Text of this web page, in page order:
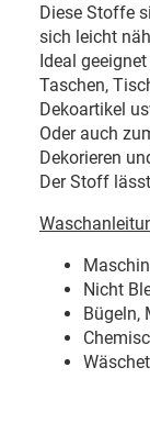
Diese Stoffe
sich leicht
Ideal
Taschen,
Dekoartikel
Oder auch
Dekorieren
Der Stoff
Nicht
Bügeln,